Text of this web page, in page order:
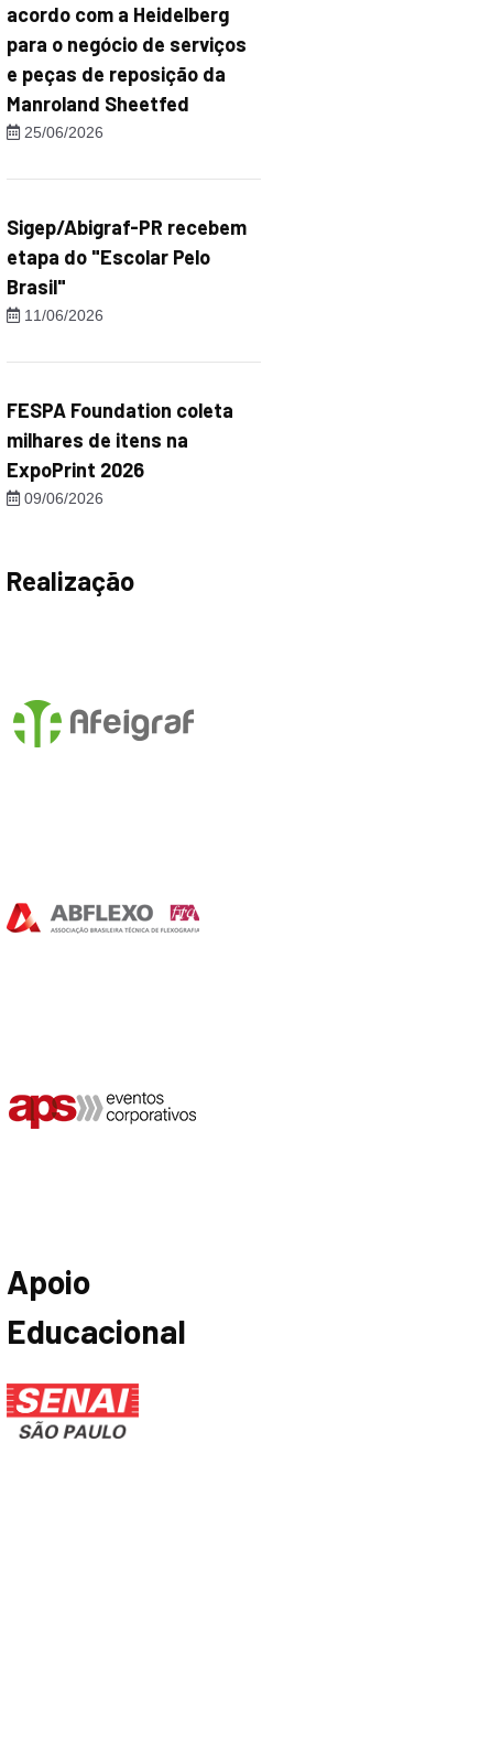
acordo com a Heidelberg
para o negócio de serviços
e peças de reposição da
Manroland Sheetfed
25/06/2026
Sigep/Abigraf-PR recebem
etapa do "Escolar Pelo
Brasil"
11/06/2026
FESPA Foundation coleta
milhares de itens na
ExpoPrint 2026
09/06/2026
Realização
Apoio
Educacional